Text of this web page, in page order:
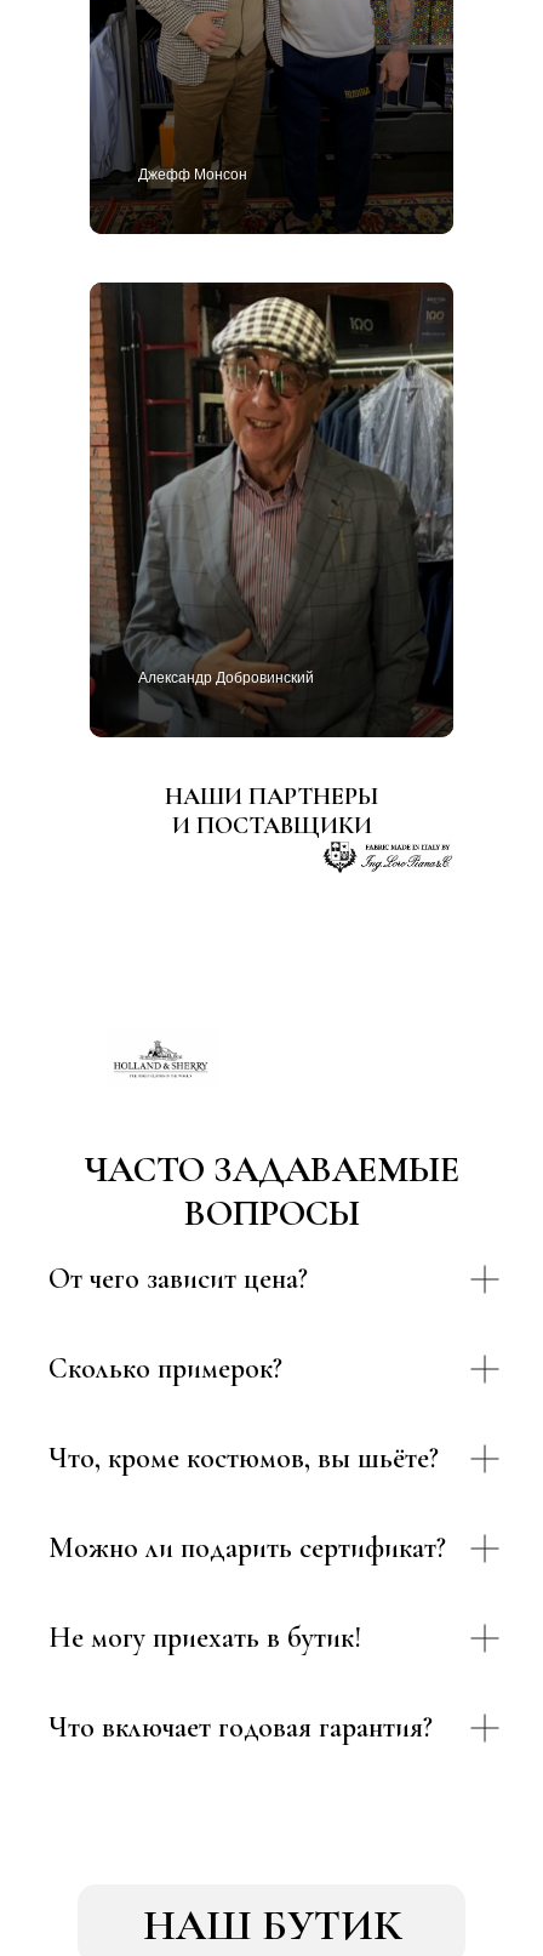
Джефф Монсон
Александр Добровинский
НАШИ ПАРТНЕРЫ
И ПОСТАВЩИКИ
ЧАСТО ЗАДАВАЕМЫЕ
ВОПРОСЫ
От чего зависит цена?
Сколько примерок?
Что, кроме костюмов, вы шьёте?
Можно ли подарить сертификат?
Не могу приехать в бутик!
Что включает годовая гарантия?
НАШ БУТИК